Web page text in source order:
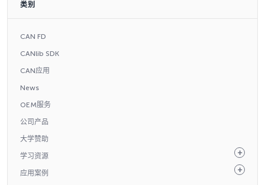
类别
CAN FD
CANlib SDK
CAN应用
News
OEM服务
公司产品
大学赞助
学习资源
应用案例